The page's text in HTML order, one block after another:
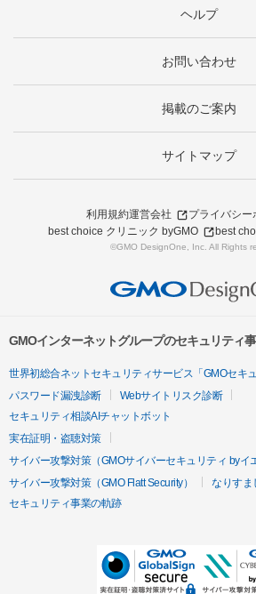
ヘルプ
お問い合わせ
掲載のご案内
サイトマップ
利用規約運営会社
プライバシー
best choice クリニック byGMO
best
©GMO DesignOne, Inc. All Rights
GMOインターネットグループのセキュリティ
世界初総合ネットセキュリティサービス「GMOセキュ
パスワード漏洩診断
Webサイトリスク診断
セキュリティ相談AIチャットボット
実在証明・盗聴対策
サイバー攻撃対策（GMOサイバーセキュリティ byイ
サイバー攻撃対策（GMO Flatt Security）
なりすま
セキュリティ事業の軌跡